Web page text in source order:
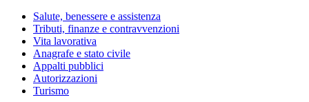
Salute, benessere e assistenza
Tributi, finanze e contravvenzioni
Vita lavorativa
Anagrafe e stato civile
Appalti pubblici
Autorizzazioni
Turismo